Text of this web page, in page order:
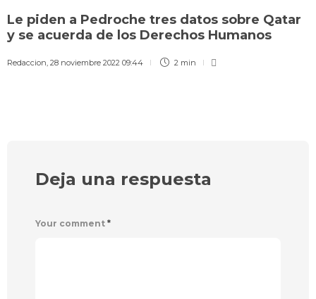
Le piden a Pedroche tres datos sobre Qatar
y se acuerda de los Derechos Humanos
Redaccion 28 noviembre 2022 09:44 2 min
Deja una respuesta
Your comment *